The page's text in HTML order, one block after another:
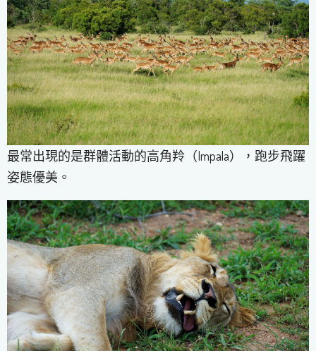
最常出現的是群體活動的高角羚（Impala），跑步飛躍
姿態優美。